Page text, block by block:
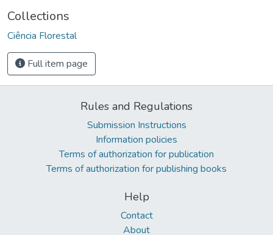
Collections
Ciência Florestal
Full item page
Rules and Regulations
Submission Instructions
Information policies
Terms of authorization for publication
Terms of authorization for publishing books
Help
Contact
About